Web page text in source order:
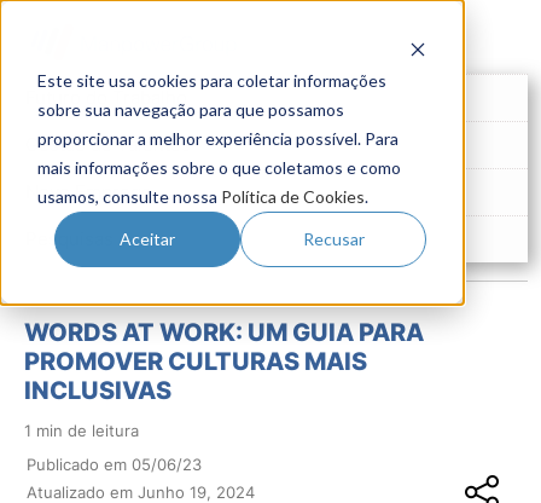
Este site usa cookies para coletar informações
sobre sua navegação para que possamos
proporcionar a melhor experiência possível. Para
mais informações sobre o que coletamos e como
usamos, consulte nossa Política de Cookies.
Aceitar Recusar
Gestão de Talentos
Novo Emprego
Pesquisas
WORDS AT WORK: UM GUIA PARA
PROMOVER CULTURAS MAIS
INCLUSIVAS
1 min de leitura
Publicado em 05/06/23
Atualizado em Junho 19, 2024